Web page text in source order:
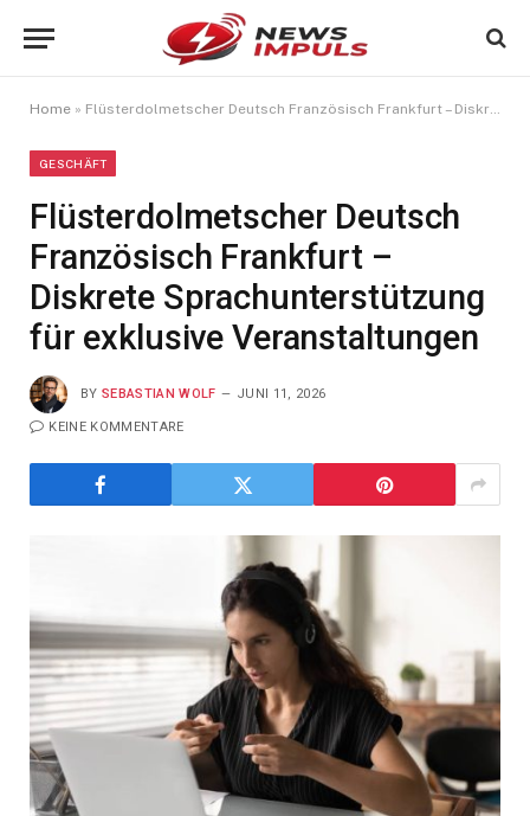
Home » Flüsterdolmetscher Deutsch Französisch Frankfurt – Diskrete Sprachunterstützung für exklusive Veranstaltungen
GESCHÄFT
Flüsterdolmetscher Deutsch
Französisch Frankfurt –
Diskrete Sprachunterstützung
für exklusive Veranstaltungen
BY SEBASTIAN WOLF JUNI 11, 2026
KEINE KOMMENTARE